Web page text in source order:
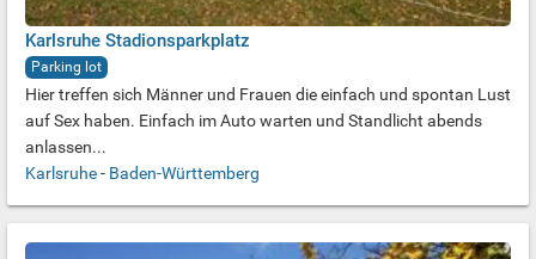
Karlsruhe Stadionsparkplatz
Parking lot
Hier treffen sich Männer und Frauen die einfach und spontan Lust
auf Sex haben. Einfach im Auto warten und Standlicht abends
anlassen...
Karlsruhe- Baden-Württemberg